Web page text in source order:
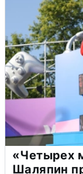
«Четырех
Шаляпин